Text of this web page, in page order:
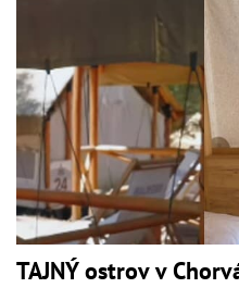
TAJNÝ ostrov v